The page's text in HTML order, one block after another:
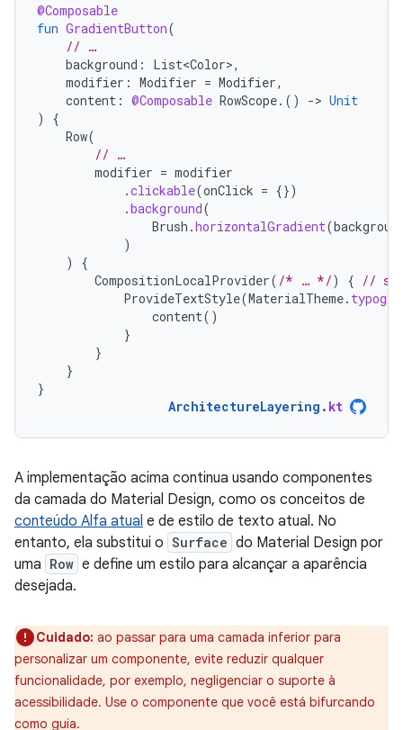
@Composable
fun GradientButton(
// …
background : List<Color>,
modifier : Modifier = Modifier,
content : @Composable RowScope.() -> Unit
)
{
Row(
// …
modifier = modifier
.clickable(onClick = {})
.background(
Brush .horizontalGradient(
)
)
{
CompositionLocalProvider( /* … */) { // set
ProvideTextStyle(MaterialTheme.
content()
}
}
}
}
ArchitectureLayering . kt
A implementação acima continua usando componentes
da camada do Material Design, como os conceitos de
conteúdo Alfa atual e de estilo de texto atual. No
entanto, ela substitui o Surface do Material Design por
uma Row e define um estilo para alcançar a aparência
desejada.
Cuidado: ao passar para uma camada inferior para
personalizar um componente, evite reduzir qualquer
funcionalidade, por exemplo, negligenciar o suporte à
acessibilidade. Use o componente que você está bifurcando
como guia.